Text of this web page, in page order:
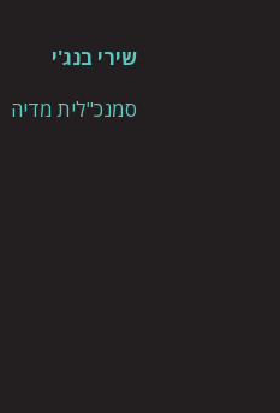
שירי בנג'י
סמנכ"לית מדיה